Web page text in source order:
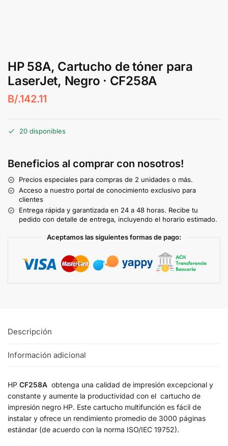
HP 58A, Cartucho de tóner para
LaserJet, Negro · CF258A
B/.142.11
20 disponibles
Beneficios al comprar con nosotros!
Precios especiales para compras de 2 unidades o más.
Acceso a nuestro portal de conocimiento exclusivo para
clientes
Entrega rápida y garantizada en 24 a 48 horas. Recibe tu
pedido con detalle de entrega, incluyendo el horario estimado.
Aceptamos las siguientes formas de pago:
Descripción
Información adicional
HP CF258A obtenga una calidad de impresión excepcional y
constante y aumente la productividad con el cartucho de
impresión negro HP. Este cartucho multifunción es fácil de
instalar y ofrece un rendimiento promedio de 3000 páginas
estándar (de acuerdo con la norma ISO/IEC 19752).